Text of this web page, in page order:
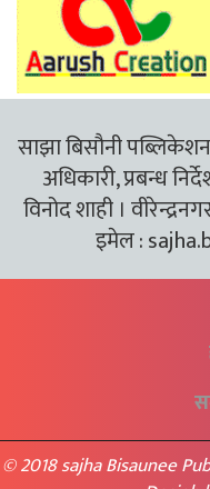
साझा बिसौनी पब्लिकेशन
अधिकारी, प्रबन्ध
विनोद शाही ।
इमेल :
© 2018 sajha Bisaunee